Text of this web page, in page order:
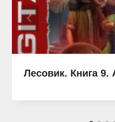
Лесовик. Книга 9.